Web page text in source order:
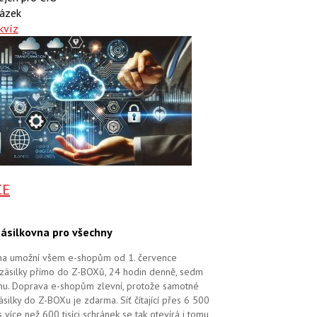
pro všechny
umožní všem e-shopům od 1. července
přímo do Z-BOXů, 24 hodin denně, sedm
Doprava e-shopům zlevní, protože samotné
do Z-BOXu je zdarma. Síť čítající přes 6 500
více než 600 tisíci schránek se tak otevírá i tomu